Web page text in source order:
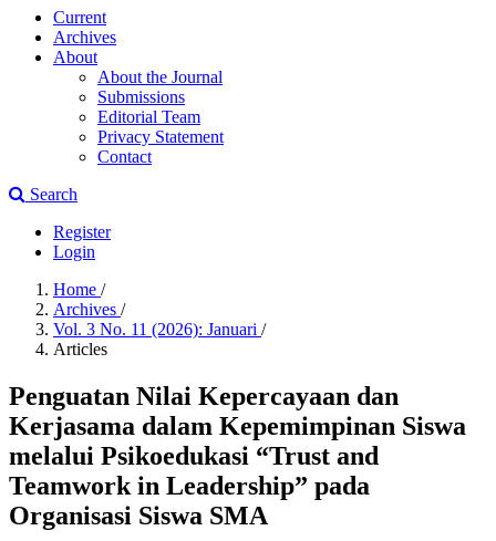
Current
Archives
About
About the Journal
Submissions
Editorial Team
Privacy Statement
Contact
Search
Register
Login
Home /
Archives /
Vol. 3 No. 11 (2026): Januari /
Articles
Penguatan Nilai Kepercayaan dan
Kerjasama dalam Kepemimpinan Siswa
melalui Psikoedukasi “Trust and
Teamwork in Leadership” pada
Organisasi Siswa SMA